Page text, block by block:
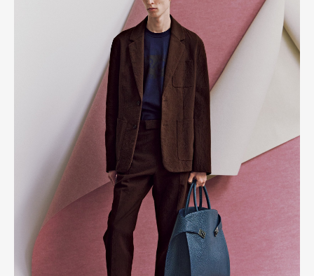
Art&Design WatchFashion
Gourmet
Product Culture Lifestyle
Pen Membership
Magazine
Official Columnist
About
Contact